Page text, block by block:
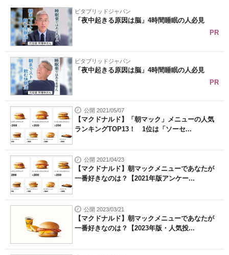
ビタブリッドジャパン
「夜中起きる原因は脳」4時間睡眠の人必見
PR
ビタブリッドジャパン
「夜中起きる原因は脳」4時間睡眠の人必見
PR
公開 2021/05/07
【マクドナルド】「朝マック」メニューの人気
ランキングTOP13！ 1位は「ソーセ...
公開 2021/04/23
【マクドナルド】朝マックメニューであなたが
一番好きなのは？【2021年版アンケー...
公開 2023/03/21
【マクドナルド】朝マックメニューであなたが
一番好きなのは？【2023年版・人気投...